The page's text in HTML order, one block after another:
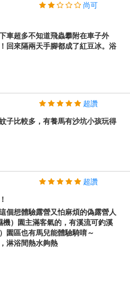
尚可
車超多不知道飛蟲攀附在車子外
回來隔兩天手腳都成了紅豆冰。浴
超讚
子比較多，有養馬有沙坑小孩玩得
超讚
個想體驗露營又怕麻煩的偽露營人
機）園主滿客氣的，有溪流可釣溪
園區也有馬兒能體驗騎唷～
淋浴間熱水夠熱